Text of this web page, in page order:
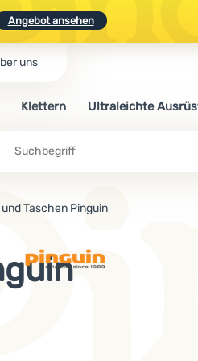
Angebot ansehen
Angebot ansehen
uns
Klettern Ultraleichte
Taschen Pinguin